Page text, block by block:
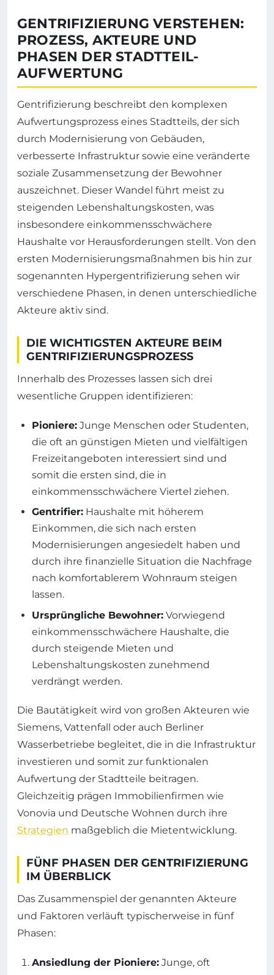
GENTRIFIZIERUNG VERSTEHEN:
PROZESS, AKTEURE UND
PHASEN DER STADTTEIL­
AUFWERTUNG
Gentrifizierung beschreibt den komplexen
Aufwertungsprozess eines Stadtteils, der sich
durch Modernisierung von Gebäuden,
verbesserte Infrastruktur sowie eine veränderte
soziale Zusammensetzung der Bewohner
auszeichnet. Dieser Wandel führt meist zu
steigenden Lebenshaltungskosten, was
insbesondere einkommensschwächere
Haushalte vor Herausforderungen stellt. Von den
ersten Modernisierungsmaßnahmen bis hin zur
sogenannten Hypergentrifizierung sehen wir
verschiedene Phasen, in denen unterschiedliche
Akteure aktiv sind.
DIE WICHTIGSTEN AKTEURE BEIM
GENTRIFIZIERUNGSPROZESS
Innerhalb des Prozesses lassen sich drei
wesentliche Gruppen identifizieren:
Pioniere: Junge Menschen oder Studenten,
die oft an günstigen Mieten und vielfältigen
Freizeitangeboten interessiert sind und
somit die ersten sind, die in
einkommensschwächere Viertel ziehen.
Gentrifier: Haushalte mit höherem
Einkommen, die sich nach ersten
Modernisierungen angesiedelt haben und
durch ihre finanzielle Situation die Nachfrage
nach komfortablerem Wohnraum steigen
lassen.
Ursprüngliche Bewohner: Vorwiegend
einkommensschwächere Haushalte, die
durch steigende Mieten und
Lebenshaltungskosten zunehmend
verdrängt werden.
Die Bautätigkeit wird von großen Akteuren wie
Siemens, Vattenfall oder auch Berliner
Wasserbetriebe begleitet, die in die Infrastruktur
investieren und somit zur funktionalen
Aufwertung der Stadtteile beitragen.
Gleichzeitig prägen Immobilienfirmen wie
Vonovia und Deutsche Wohnen durch ihre
Strategien maßgeblich die Mietentwicklung.
FÜNF PHASEN DER GENTRIFIZIERUNG
IM ÜBERBLICK
Das Zusammenspiel der genannten Akteure
und Faktoren verläuft typischerweise in fünf
Phasen:
Ansiedlung der Pioniere: Junge, oft